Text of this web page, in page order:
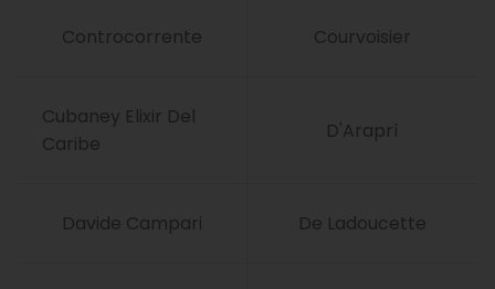
Controcorrente Courvoisier
Cubaney Elixir Del
Caribe
D'Araprì
Davide Campari De Ladoucette